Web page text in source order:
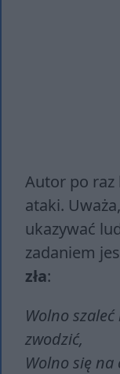
Autor po raz
ataki.
ukazywać
zadaniem
zła:
Wolno
zwodzić,
Wolno się na